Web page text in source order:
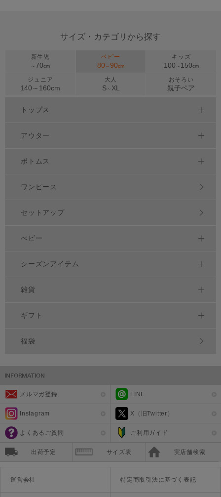
サイズ・カテゴリから探す
新生児
～ 70cm
ベビー
80 ～90cm
キッズ
100 ～ 150cm
ジュニア
140～ 160cm
大人
S～ XL
おそろい
親子ペア
トップス
アウター
ボトムス
ワンピース
セットアップ
べビー
シーズンアイテム
雑貨
ギフト
福袋
メルマガ登録 LINE
Instagram X（旧Twitter）
よくあるご質問 ご利用ガイド
出荷予定 サイズ表 実店舗検索
運営会社 特定商取引法に基づく表記